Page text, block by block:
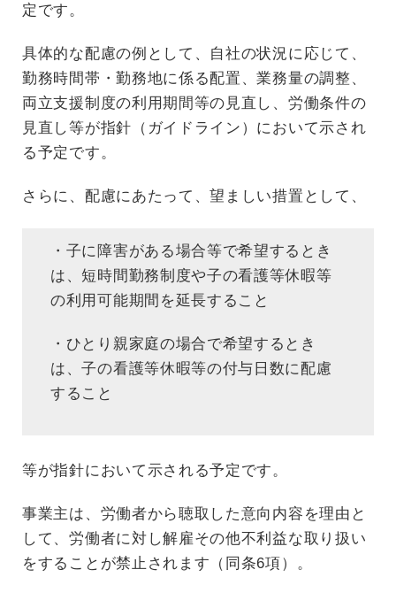
定です。
具体的な配慮の例として、自社の状況に応じて、
勤務時間帯・勤務地に係る配置、業務量の調整、
両立支援制度の利用期間等の見直し、労働条件の
見直し等が指針（ガイドライン）において示され
る予定です。
さらに、配慮にあたって、望ましい措置として、
・子に障害がある場合等で希望するとき
は、短時間勤務制度や子の看護等休暇等
の利用可能期間を延長すること
・ひとり親家庭の場合で希望するとき
は、子の看護等休暇等の付与日数に配慮
すること
等が指針において示される予定です。
事業主は、労働者から聴取した意向内容を理由と
して、労働者に対し解雇その他不利益な取り扱い
をすることが禁止されます（同条6項）。